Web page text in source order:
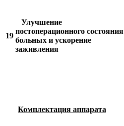
19
Улучшение
постоперационного состояния
больных и ускорение
заживления
Комплектация аппарата